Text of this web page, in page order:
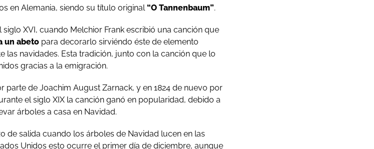
en Alemania, siendo su título original“O Tannenbaum”.
XVI, cuando Melchior Frank escribió una canción que
un abeto para decorarlo sirviéndo éste de elemento
las navidades. Esta tradición, junto con la canción que lo
gracias a la emigración.
parte de Joachim August Zarnack, y en 1824 de nuevo por
el siglo XIX la canción ganó en popularidad, debido a
árboles a casa en Navidad.
de salida cuando los árboles de Navidad lucen en las
Unidos esto ocurre el primer día de diciembre, aunque